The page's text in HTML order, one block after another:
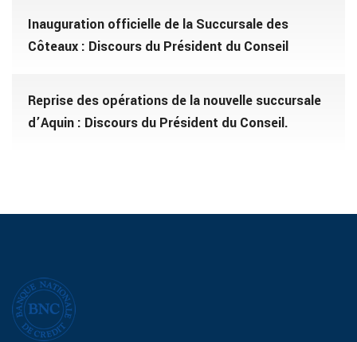
Inauguration officielle de la Succursale des
Côteaux : Discours du Président du Conseil
Reprise des opérations de la nouvelle succursale
d’Aquin : Discours du Président du Conseil.